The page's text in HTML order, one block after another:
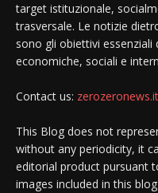
target istituzionale,
trasversale. Le notizie
sono gli obiettivi
economiche, sociali e
Contact us:
This Blog does not
without any periodicity, it
editorial product pursuant
images included in this